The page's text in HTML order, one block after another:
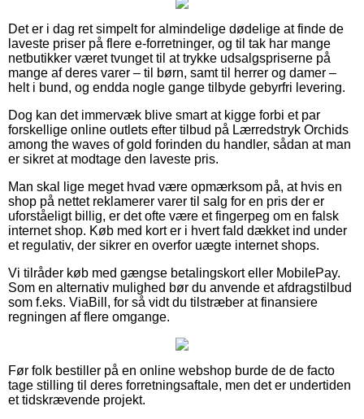
Det er i dag ret simpelt for almindelige dødelige at finde de
laveste priser på flere e-forretninger, og til tak har mange
netbutikker været tvunget til at trykke udsalgspriserne på
mange af deres varer – til børn, samt til herrer og damer –
helt i bund, og endda nogle gange tilbyde gebyrfri levering.
Dog kan det immervæk blive smart at kigge forbi et par
forskellige online outlets efter tilbud på Lærredstryk Orchids
among the waves of gold forinden du handler, sådan at man
er sikret at modtage den laveste pris.
Man skal lige meget hvad være opmærksom på, at hvis en
shop på nettet reklamerer varer til salg for en pris der er
uforståeligt billig, er det ofte være et fingerpeg om en falsk
internet shop. Køb med kort er i hvert fald dækket ind under
et regulativ, der sikrer en overfor uægte internet shops.
Vi tilråder køb med gængse betalingskort eller MobilePay.
Som en alternativ mulighed bør du anvende et afdragstilbud
som f.eks. ViaBill, for så vidt du tilstræber at finansiere
regningen af flere omgange.
Før folk bestiller på en online webshop burde de de facto
tage stilling til deres forretningsaftale, men det er undertiden
et tidskrævende projekt.